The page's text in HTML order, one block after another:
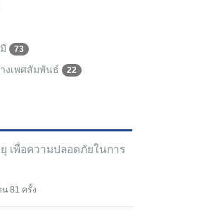
73
งเพศสัมพันธ์ 22
เพื่อความปลอดภัยในการ
น 81 ครั้ง